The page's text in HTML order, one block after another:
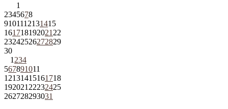
1
2345678
9101112131415
161718192021 22
23242526272829
30
1 234
567891011
12131415161718
192021 22232425
262728293031